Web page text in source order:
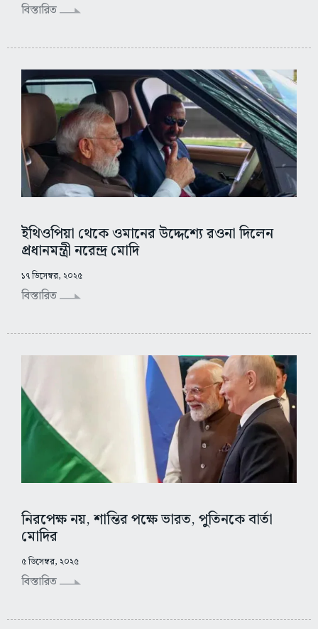
বিস্তারিত
ইথিওপিয়া থেকে ওমানের উদ্দেশ্যে রওনা দিলেন
প্রধানমন্ত্রী নরেন্দ্র মোদি
১৭ ডিসেম্বর, ২০২৫
বিস্তারিত
নিরপেক্ষ নয়, শান্তির পক্ষে ভারত, পুতিনকে বার্তা
মোদির
৫ ডিসেম্বর, ২০২৫
বিস্তারিত